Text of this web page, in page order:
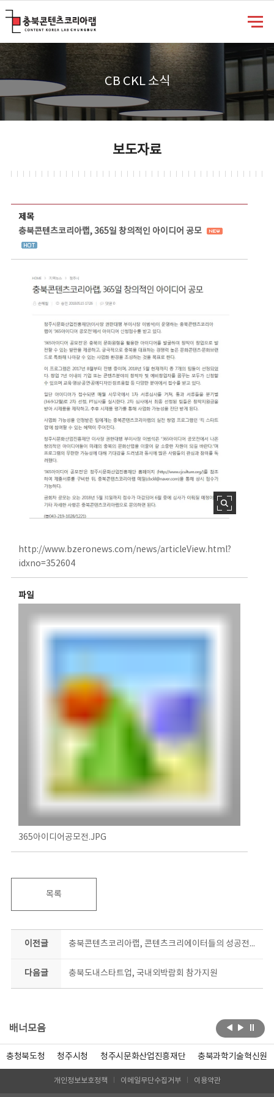
CB CKL 소식
보도자료
제목
충북콘텐츠코리아랩, 365일 창의적인 아이디어 공모
http://www.bzeronews.com/news/articleView.html?
idxno=352604
파일
365아이디어공모전.JPG
목록
이전글 충북콘텐츠코리아랩, 콘텐츠크리에이터들의 성공전략과 마케팅 강연
다음글 충북도내스타트업, 국내외박람회 참가지원
배너모음
충청북도청 청주시청 청주시문화산업진흥재단 충북과학기술혁신원
개인정보보호정책 이메일무단수집거부 이용약관